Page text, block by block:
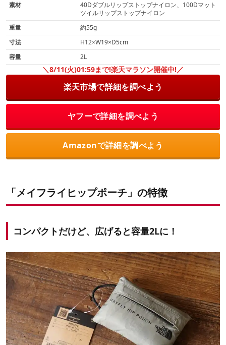
素材
40Dダブルリップストップナイロン、100Dマット
ツイルリップストップナイロン
重量
約55g
寸法
H12×W19×D5cm
容量
2L
＼8/11(火)01:59まで!楽天マラソン開催中!／
楽天市場で詳細を調べよう
ヤフーで詳細を調べよう
Amazonで詳細を調べよう
「メイフライヒップポーチ」の特徴
コンパクトだけど、広げると容量2Lに！